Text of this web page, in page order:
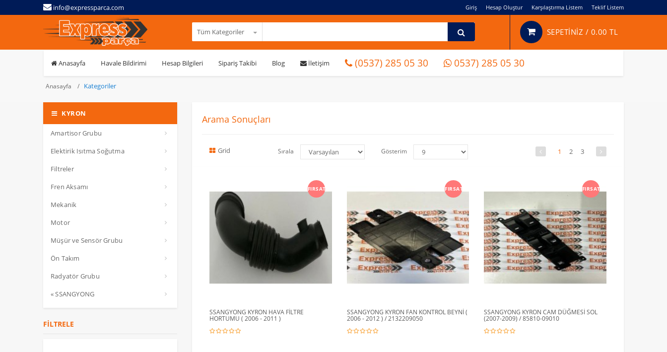
info@expressparca.com Giriş Hesap Oluştur Karşılaştırma Listem Teklif Listem
Tüm Kategoriler SEPETİNİZ / 0.00 TL
Anasayfa Havale Bildirimi Hesap Bilgileri Sipariş Takibi Blog İletişim (0537) 285 05 30 0537) 285 05 30
Anasayfa Kategoriler
KYRON
Amartisor Grubu
Elektirik Isıtma Soğutma
Filtreler
Fren Aksamı
Mekanik
Motor
Müşür ve Sensör Grubu
Ön Takım
Radyatör Grubu
« SSANGYONG
FILTRELE
Arama Sonuçları
Grid Sırala Gösterim 1 2 3
FIRSAT
SSANGYONG KYRON HAVA FİLTRE
HORTUMU ( 2006 - 2011 )
FIRSAT
SSANGYONG KYRON FAN KONTROL BEYNİ (
2006 - 2012 ) / 2132209050
FIRSAT
SSANGYONG KYRON CAM DÜĞMESİ SOL
(2007-2009) / 85810-09010